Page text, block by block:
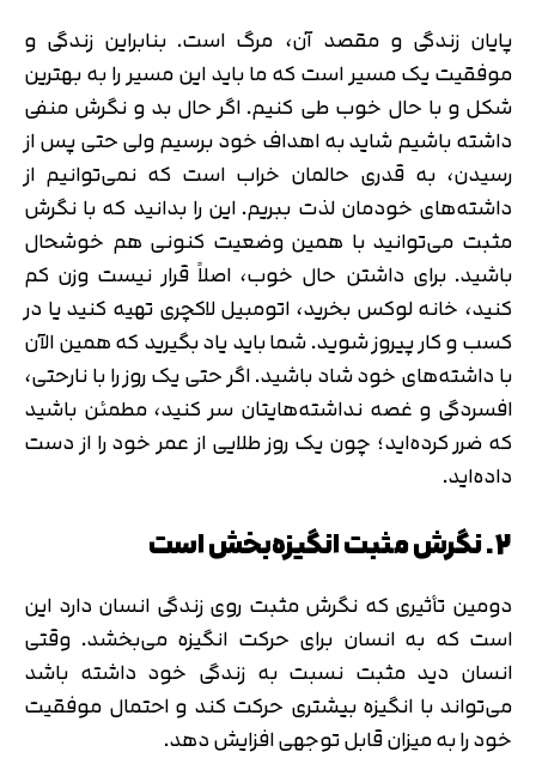
پایان زندگی و مقصد آن، مرگ است. بنابراین زندگی و
موفقیت یک مسیر است که ما باید این مسیر را به بهترین
شکل و با حال خوب طی کنیم. اگر حال بد و نگرش منفی
داشته باشیم شاید به اهداف خود برسیم ولی حتی پس از
رسیدن، به قدری حالمان خراب است که نمی‌توانیم از
داشته‌های خودمان لذت ببریم. این را بدانید که با نگرش
مثبت می‌توانید با همین وضعیت کنونی هم خوشحال
باشید. برای داشتن حال خوب، اصلاً قرار نیست وزن کم
کنید، خانه لوکس بخرید، اتومبیل لاکچری تهیه کنید یا در
کسب و کار پیروز شوید. شما باید یاد بگیرید که همین الآن
با داشته‌های خود شاد باشید. اگر حتی یک روز را با نارحتی،
افسردگی و غصه نداشته‌هایتان سر کنید، مطمئن باشید
که ضرر کرده‌اید؛ چون یک روز طلایی از عمر خود را از دست
داده‌اید.
2. نگرش مثبت انگیزه‌بخش است
دومین تأثیری که نگرش مثبت روی زندگی انسان دارد این
است که به انسان برای حرکت انگیزه می‌بخشد. وقتی
انسان دید مثبت نسبت به زندگی خود داشته باشد
می‌تواند با انگیزه بیشتری حرکت کند و احتمال موفقیت
خود را به میزان قابل توجهی افزایش دهد.